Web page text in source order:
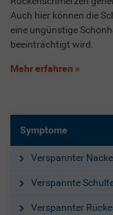
Auch hier können die
eine ungünstige
beeinträchtigt wird.
Mehr erfahren
Symptome
Verspannter
Verspannte
Verspannter